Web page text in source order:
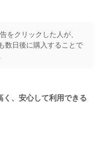
をクリックした人が、
数日後に購入することで
、安心して利用できる